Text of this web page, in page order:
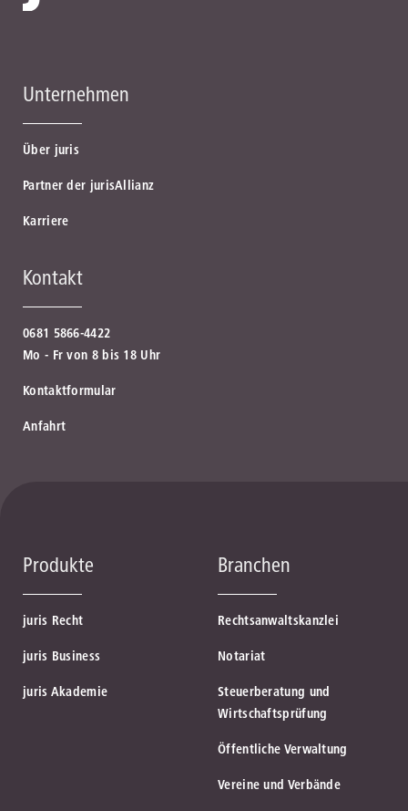
Unternehmen
Über juris
Partner der jurisAllianz
Karriere
Kontakt
0681 5866-4422
Mo - Fr von 8 bis 18 Uhr
Kontaktformular
Anfahrt
Produkte
juris Recht
juris Business
juris Akademie
Branchen
Rechtsanwaltskanzlei
Notariat
Steuerberatung und
Wirtschaftsprüfung
Öffentliche Verwaltung
Vereine und Verbände